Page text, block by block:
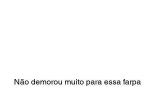
Não demorou muito para essa farpa